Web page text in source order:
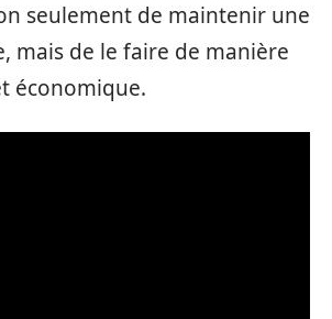
seulement de maintenir une
mais de le faire de manière
économique.